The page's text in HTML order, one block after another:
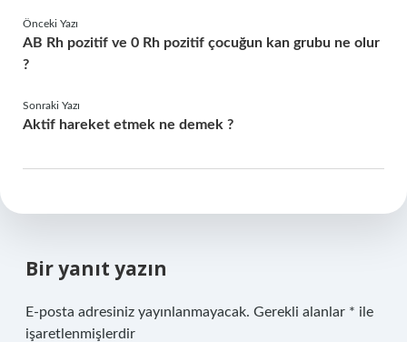
Önceki Yazı
AB Rh pozitif ve 0 Rh pozitif çocuğun kan grubu ne olur
?
Sonraki Yazı
Aktif hareket etmek ne demek ?
Bir yanıt yazın
E-posta adresiniz yayınlanmayacak. Gerekli alanlar * ile
işaretlenmişlerdir